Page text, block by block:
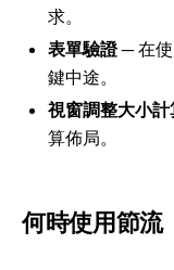
求。
表單驗證— 在使
鍵中途。
視窗調整大小計
算佈局。
何時使用節流